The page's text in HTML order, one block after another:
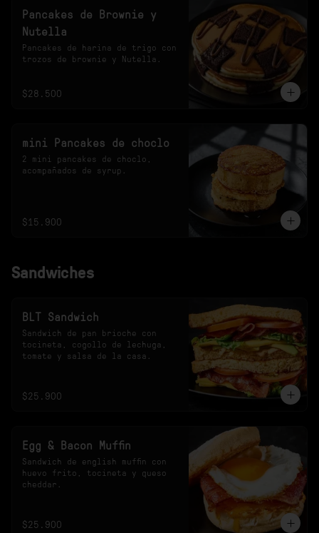
Pancakes de Brownie y
Nutella
Pancakes de harina de trigo con
trozos de brownie y Nutella.
$28.500
mini Pancakes de choclo
2 mini pancakes de choclo,
acompañados de syrup.
$15.900
Sandwiches
BLT Sandwich
Sandwich de pan brioche con
tocineta, cogollo de lechuga,
tomate y salsa de la casa.
$25.900
Egg & Bacon Muffin
Sandwich de english muffin con
huevo frito, tocineta y queso
cheddar.
$25.900